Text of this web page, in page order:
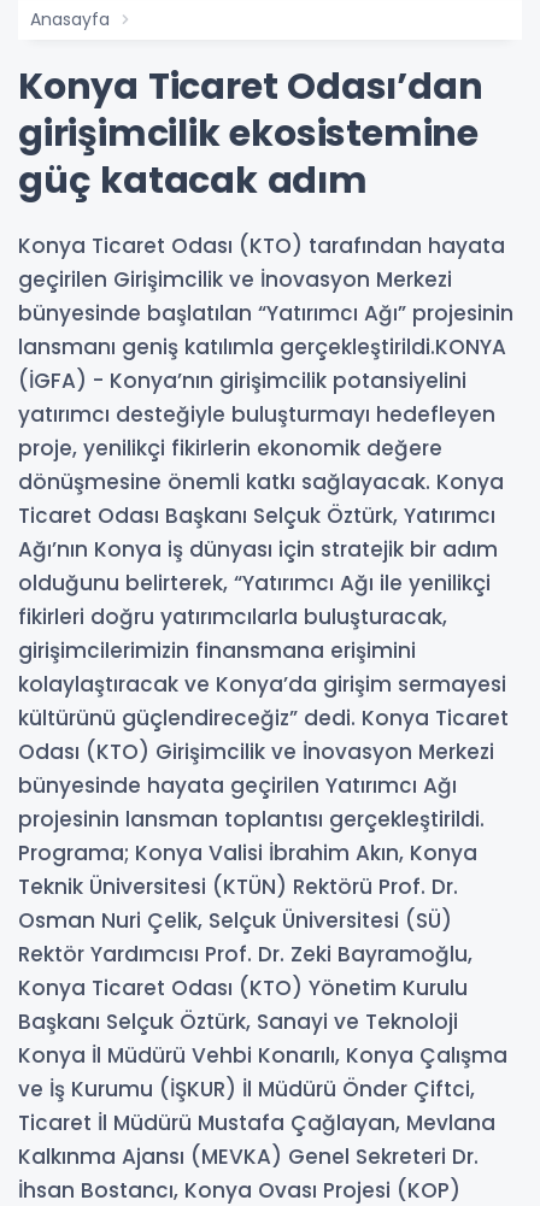
Anasayfa
Konya Ticaret Odası’dan
girişimcilik ekosistemine
güç katacak adım
Konya Ticaret Odası (KTO) tarafından hayata
geçirilen Girişimcilik ve İnovasyon Merkezi
bünyesinde başlatılan “Yatırımcı Ağı” projesinin
lansmanı geniş katılımla gerçekleştirildi.KONYA
(İGFA) - Konya’nın girişimcilik potansiyelini
yatırımcı desteğiyle buluşturmayı hedefleyen
proje, yenilikçi fikirlerin ekonomik değere
dönüşmesine önemli katkı sağlayacak. Konya
Ticaret Odası Başkanı Selçuk Öztürk, Yatırımcı
Ağı’nın Konya iş dünyası için stratejik bir adım
olduğunu belirterek, “Yatırımcı Ağı ile yenilikçi
fikirleri doğru yatırımcılarla buluşturacak,
girişimcilerimizin finansmana erişimini
kolaylaştıracak ve Konya’da girişim sermayesi
kültürünü güçlendireceğiz” dedi. Konya Ticaret
Odası (KTO) Girişimcilik ve İnovasyon Merkezi
bünyesinde hayata geçirilen Yatırımcı Ağı
projesinin lansman toplantısı gerçekleştirildi.
Programa; Konya Valisi İbrahim Akın, Konya
Teknik Üniversitesi (KTÜN) Rektörü Prof. Dr.
Osman Nuri Çelik, Selçuk Üniversitesi (SÜ)
Rektör Yardımcısı Prof. Dr. Zeki Bayramoğlu,
Konya Ticaret Odası (KTO) Yönetim Kurulu
Başkanı Selçuk Öztürk, Sanayi ve Teknoloji
Konya İl Müdürü Vehbi Konarılı, Konya Çalışma
ve İş Kurumu (İŞKUR) İl Müdürü Önder Çiftci,
Ticaret İl Müdürü Mustafa Çağlayan, Mevlana
Kalkınma Ajansı (MEVKA) Genel Sekreteri Dr.
İhsan Bostancı, Konya Ovası Projesi (KOP)